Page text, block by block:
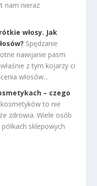
nam nieraz
włosy. Jak
Spędzanie
nawijanie pasm
z tym kojarzy ci
włosów...
– czego
to nie
zdrowia. Wiele osób
sklepowych